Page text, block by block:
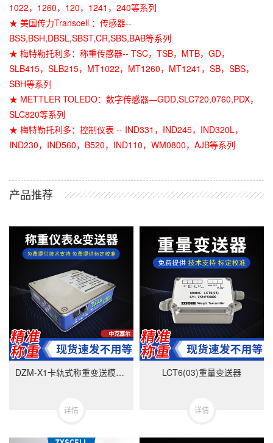
1022，1260，120，1241，240等系列
★ 美国传力Transcell ：传感器--
BSS,BSH,DBSL,SBST,CR,SBS,BAB等系列
★ 梅特勒托利多：称重传感器-- TSC，TSB，MTB，GD，
SLB415，SLB215，MT1022，MT1260，MT1241，SB，SBS，
SBH等系列
★ METTLER TOLEDO：数字传感器—GDD,SLC720,0760,PDX，
SLC820等系列
★ 梅特勒托利多：控制仪表 -- IND331，IND245，IND320L，
IND230，IND560，B520，IND110，WM0800，AJB等系列
产品推荐
DZM-X1卡轨式称重变送模块-美国中克塞尔品牌
详情
LCT6(03)重量变送器
详情